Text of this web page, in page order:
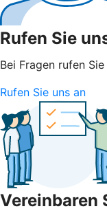
Rufen Sie
Bei Fragen rufen
Rufen Sie uns an
Vereinbaren